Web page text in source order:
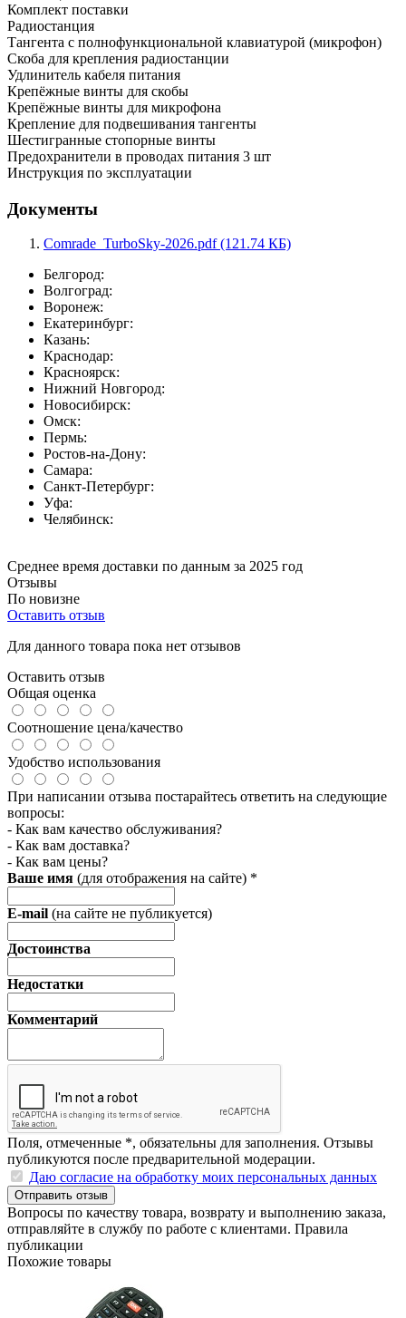
Комплект поставки
Радиостанция
Тангента с полнофункциональной клавиатурой (микрофон)
Скоба для крепления радиостанции
Удлинитель кабеля питания
Крепёжные винты для скобы
Крепёжные винты для микрофона
Крепление для подвешивания тангенты
Шестигранные стопорные винты
Предохранители в проводах питания 3 шт
Инструкция по эксплуатации
Документы
Comrade_TurboSky-2026.pdf (121.74 КБ)
Белгород:
Волгоград:
Воронеж:
Екатеринбург:
Казань:
Краснодар:
Красноярск:
Нижний Новгород:
Новосибирск:
Омск:
Пермь:
Ростов-на-Дону:
Самара:
Санкт-Петербург:
Уфа:
Челябинск:
Среднее время доставки по данным за 2025 год
Отзывы
По новизне
Оставить отзыв
Для данного товара пока нет отзывов
Оставить отзыв
Общая оценка
Соотношение цена/качество
Удобство использования
При написании отзыва постарайтесь ответить на следующие
вопросы:
- Как вам качество обслуживания?
- Как вам доставка?
- Как вам цены?
Ваше имя (для отображения на сайте) *
E-mail (на сайте не публикуется)
Достоинства
Недостатки
Комментарий
Поля, отмеченные *, обязательны для заполнения. Отзывы
публикуются после предварительной модерации.
Даю согласие на обработку моих персональных данных
Отправить отзыв
Вопросы по качеству товара, возврату и выполнению заказа,
отправляйте в службу по работе с клиентами. Правила
публикации
Похожие товары